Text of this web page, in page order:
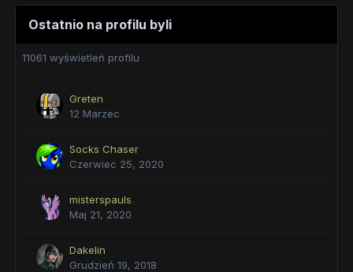
Ostatnio na profilu byli
11061 wyświetleń profilu
Greten
12 Marzec
Socks Chaser
Czerwiec 25, 2020
misterspauls
Maj 21, 2020
Dakelin
Grudzień 19, 2018